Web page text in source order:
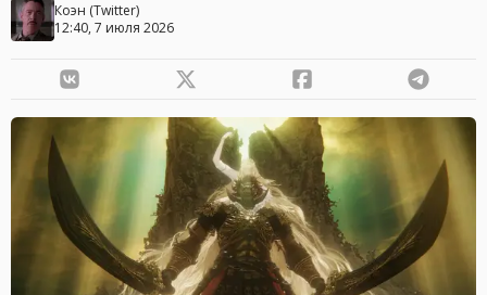
Коэн (Twitter)
12:40, 7 июля 2026